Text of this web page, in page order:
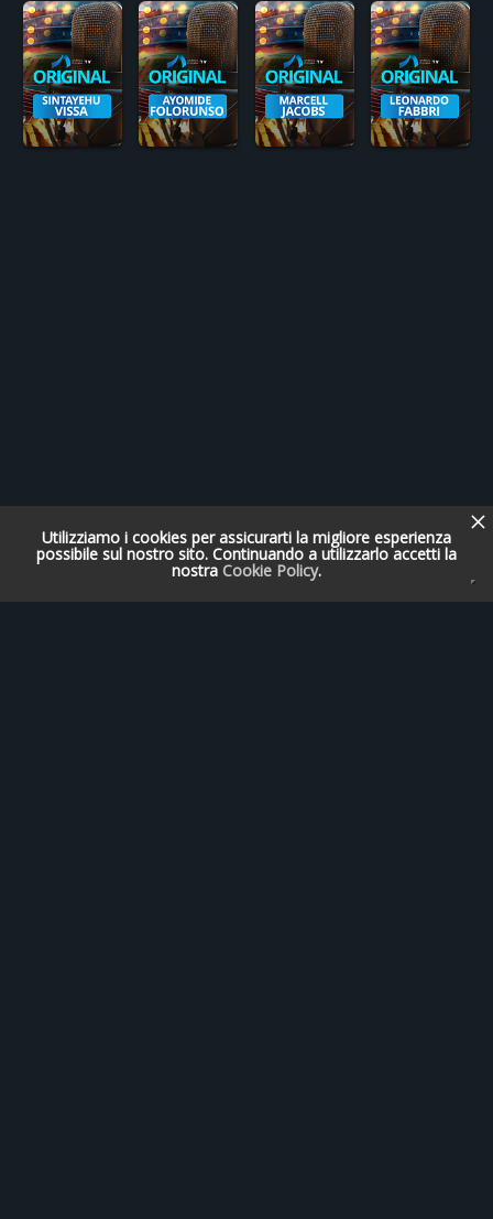
Utilizziamo i cookies per assicurarti la migliore esperienza
possibile sul nostro sito. Continuando a utilizzarlo accetti la
nostra Cookie Policy.